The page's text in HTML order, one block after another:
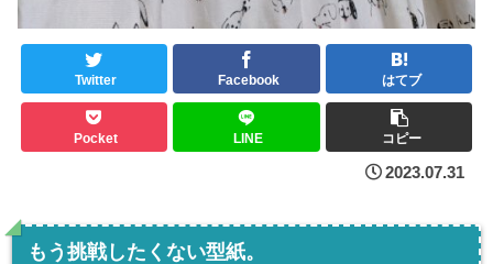
Twitter Facebook はてブ
Pocket LINE コピー
2023.07.31
もう挑戦したくない型紙。